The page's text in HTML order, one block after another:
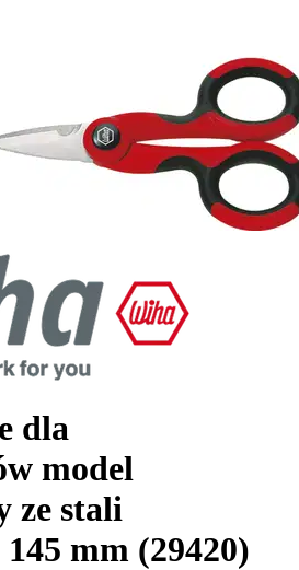
dla
model
ze stali
mm (29420)